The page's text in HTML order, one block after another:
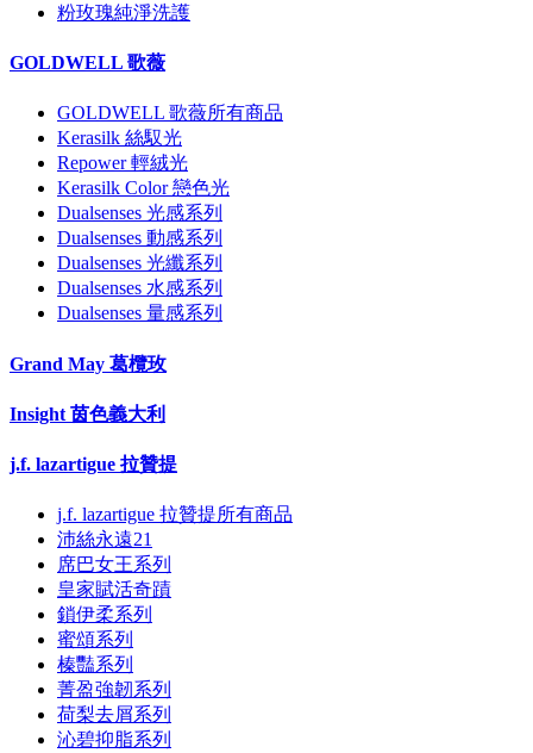
粉玫瑰純淨洗護
GOLDWELL 歌薇
GOLDWELL 歌薇所有商品
Kerasilk 絲馭光
Repower 輕絨光
Kerasilk Color 戀色光
Dualsenses 光感系列
Dualsenses 動感系列
Dualsenses 光纖系列
Dualsenses 水感系列
Dualsenses 量感系列
Grand May 葛欖玫
Insight 茵色義大利
j.f. lazartigue 拉贊提
j.f. lazartigue 拉贊提所有商品
沛絲永遠21
席巴女王系列
皇家賦活奇蹟
鎖伊柔系列
蜜頌系列
榛豔系列
菁盈強韌系列
荷梨去屑系列
沁碧抑脂系列